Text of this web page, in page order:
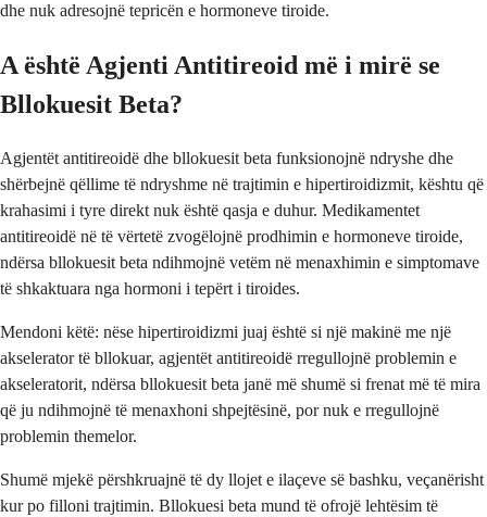
dhe nuk adresojnë tepricën e hormoneve tiroide.
A është Agjenti Antitireoid më i mirë se
Bllokuesit Beta?
Agjentët antitireoidë dhe bllokuesit beta funksionojnë ndryshe dhe
shërbejnë qëllime të ndryshme në trajtimin e hipertiroidizmit, kështu që
krahasimi i tyre direkt nuk është qasja e duhur. Medikamentet
antitireoidë në të vërtetë zvogëlojnë prodhimin e hormoneve tiroide,
ndërsa bllokuesit beta ndihmojnë vetëm në menaxhimin e simptomave
të shkaktuara nga hormoni i tepërt i tiroides.
Mendoni këtë: nëse hipertiroidizmi juaj është si një makinë me një
akselerator të bllokuar, agjentët antitireoidë rregullojnë problemin e
akseleratorit, ndërsa bllokuesit beta janë më shumë si frenat më të mira
që ju ndihmojnë të menaxhoni shpejtësinë, por nuk e rregullojnë
problemin themelor.
Shumë mjekë përshkruajnë të dy llojet e ilaçeve së bashku, veçanërisht
kur po filloni trajtimin. Bllokuesi beta mund të ofrojë lehtësim të